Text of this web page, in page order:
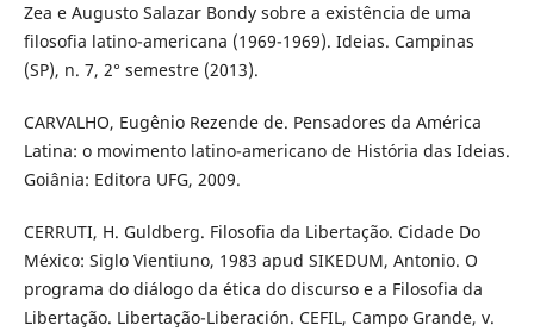
Zea e Augusto Salazar Bondy sobre a existência de uma
filosofia latino-americana (1969-1969). Ideias. Campinas
(SP), n. 7, 2° semestre (2013).
CARVALHO, Eugênio Rezende de. Pensadores da América
Latina: o movimento latino-americano de História das Ideias.
Goiânia: Editora UFG, 2009.
CERRUTI, H. Guldberg. Filosofia da Libertação. Cidade Do
México: Siglo Vientiuno, 1983 apud SIKEDUM, Antonio. O
programa do diálogo da ética do discurso e a Filosofia da
Libertação. Libertação-Liberación. CEFIL, Campo Grande, v.